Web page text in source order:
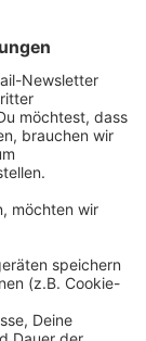
ja immerhin
via
ihre
leider nicht
So
dauern,
ist "VERY
nämlich
liebevoll
Album!